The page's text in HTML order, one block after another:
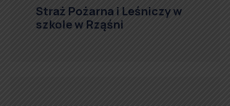
Straż Pożarna i Leśniczy w
szkole w Rząśni